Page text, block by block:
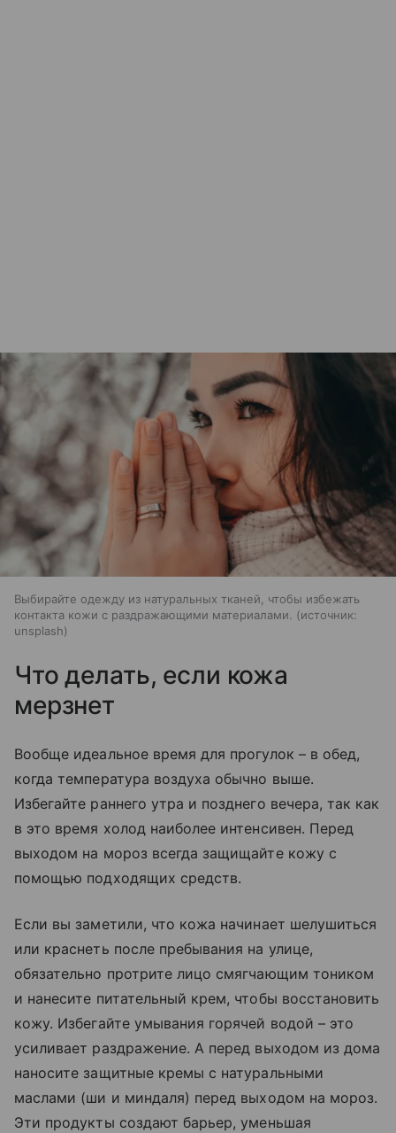
Выбирайте одежду из натуральных тканей, чтобы избежать
контакта кожи с раздражающими материалами.
источник:
unsplash
Что делать, если кожа
мерзнет
Вообще идеальное время для прогулок – в обед,
когда температура воздуха обычно выше.
Избегайте раннего утра и позднего вечера, так как
в это время холод наиболее интенсивен. Перед
выходом на мороз всегда защищайте кожу с
помощью подходящих средств.
Если вы заметили, что кожа начинает шелушиться
или краснеть после пребывания на улице,
обязательно протрите лицо смягчающим тоником
и нанесите питательный крем, чтобы восстановить
кожу. Избегайте умывания горячей водой – это
усиливает раздражение. А перед выходом из дома
наносите защитные кремы с натуральными
маслами (ши и миндаля) перед выходом на мороз.
Эти продукты создают барьер, уменьшая